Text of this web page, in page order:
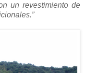
un revestimiento de